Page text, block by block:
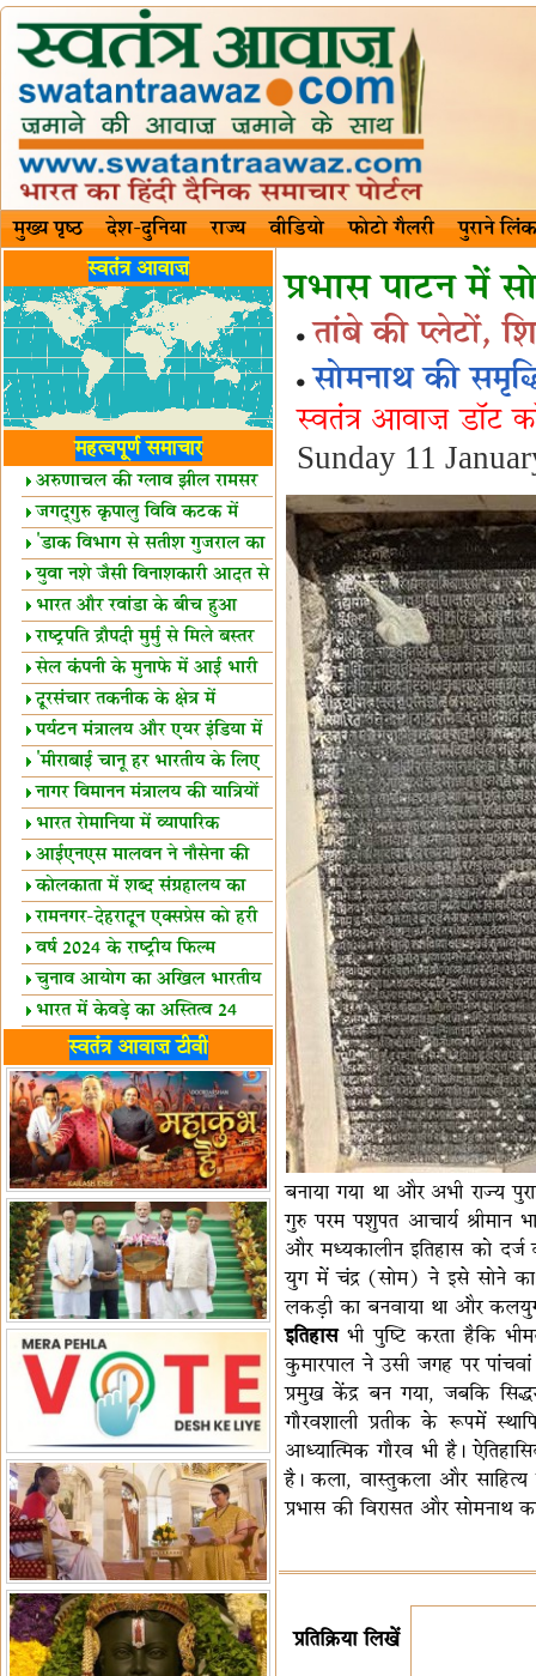
मुख्य पृष्ठ देश-दुनिया राज्य वीडियो फोटो गैलरी पुराने लिंक
स्वतंत्र आवाज़
महत्वपूर्ण समाचार
अरुणाचल की ग्लाव झील रामसर
स्थल घोषित
जगद्गुरु कृपालु विवि कटक में
शैक्षिक सत्र शुरू
'डाक विभाग से सतीश गुजराल का
रिश्ता गहरा'
युवा नशे जैसी विनाशकारी आदत से
दूर रहें-मोदी
भारत और रवांडा के बीच हुआ
व्यापार विस्तार
राष्ट्रपति द्रौपदी मुर्मु से मिले बस्तर
के प्रतिनिधि
सेल कंपनी के मुनाफे में आई भारी
उछाल!
दूरसंचार तकनीक के क्षेत्र में
उत्कृष्टता पुरस्कार
पर्यटन मंत्रालय और एयर इंडिया में
समझौता
'मीराबाई चानू हर भारतीय के लिए
प्रेरणा'
नागर विमानन मंत्रालय की यात्रियों
को सलाह
भारत रोमानिया में व्यापारिक
साझेदारियां
आईएनएस मालवन ने नौसेना की
ताकत बढ़ाई
कोलकाता में शब्द संग्रहालय का
उद्घाटन
रामनगर-देहरादून एक्सप्रेस को हरी
झंडीवर्ष 2024 के राष्ट्रीय फिल्म
पुरस्कारों की घोषणा
चुनाव आयोग का अखिल भारतीय
मीडिया सम्मेलन
भारत में केवड़े का अस्तित्‍व 24
लाख वर्ष!
लखनऊ में 'एक राष्ट्र एक चुनाव'
पर बैठक
विधानमंडल लोकतंत्र की पाठशाला
हैं-बिरला
'द वॉयस ऑफ जस्टिस: जस्टिस
गवई स्पीक्स'
राष्ट्रीय युद्ध स्मारक से 'शौर्य विजय
यात्रा' शुरू
भारत जापान में रक्षा संबंधों का
विस्तार
'एनसीसी को मजबूत करना राष्ट्रीय
जिम्मेदारी'
भारत-ऑस्ट्रेलिया ने खेल संबंधों का
जश्न मनाया
'भारत को फुटबॉल में भी वैश्विक
पहचान दिलाएं'
अल्पसंख्यक मंत्री ने की हज
नीति-2027 की घोषणा
राखीगढ़ी में मिले मानव कंकाल
अवशेष
राष्ट्रपति ने कूनो उद्यान में चीता
प्रबंधन देखा
एमआईएफएफ में फ़िल्म गुदगुदी का
प्रीमियर
स्वतंत्र आवाज़ टीवी
प्रभास पाटन में
तांबे की प्लेटों,
सोमनाथ की
स्वतंत्र आवाज़ डॉट
Sunday 11
बनाया गया था और अभी राज्य
गुरु परम पशुपत आचार्य श्रीमान
और मध्यकालीन इतिहास को
युग में चंद्र (सोम) ने इसे सोने का
लकड़ी का बनवाया था और कलयुग
इतिहासभी पुष्टि करता हैकि
कुमारपाल ने उसी जगह पर
प्रमुख केंद्र बन गया, जबकि
गौरवशाली प्रतीक के रूपमें
आध्यात्मिक गौरव भी है।
है। कला, वास्तुकला और साहित्य
प्रभास की विरासत और सोमनाथ
प्रतिक्रिया लिखें